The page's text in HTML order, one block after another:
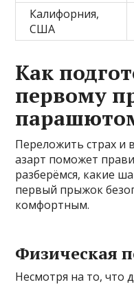
Калифорния,
США
Как
первому
Переложить страх и
азарт поможет
разберёмся, какие
первый прыжок
комфортным.
Физическая
Несмотря на то, что